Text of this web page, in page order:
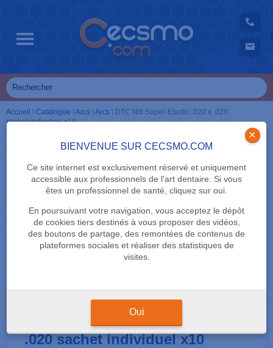
BIENVENUE SUR CECSMO.COM
Ce site internet est exclusivement réservé et uniquement
accessible aux professionnels de l'art dentaire. Si vous
êtes un professionnel de santé, cliquez sur oui.
En poursuivant votre navigation, vous acceptez le dépôt
de cookies tiers destinés à vous proposer des vidéos,
des boutons de partage, des remontées de contenus de
plateformes sociales et réaliser des statistiques de
visites.
×
Oui
Accueil \ Catalogue \Arcs \Arcs \ DTC Niti Super-Elastic .020 x .020
sachet individuel x10
DTC Niti Super-Elastic .020 x
.020 sachet individuel x10